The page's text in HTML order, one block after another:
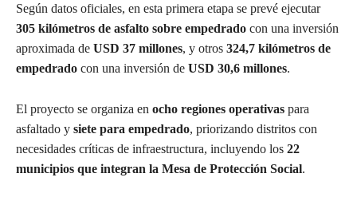
Según datos oficiales, en esta primera etapa se prevé ejecutar
305 kilómetros de asfalto sobre empedrado con una inversión
aproximada de USD 37 millones, y otros 324,7 kilómetros de
empedrado con una inversión de USD 30,6 millones.
El proyecto se organiza en ocho regiones operativas para
asfaltado y siete para empedrado, priorizando distritos con
necesidades críticas de infraestructura, incluyendo los 22
municipios que integran la Mesa de Protección Social.